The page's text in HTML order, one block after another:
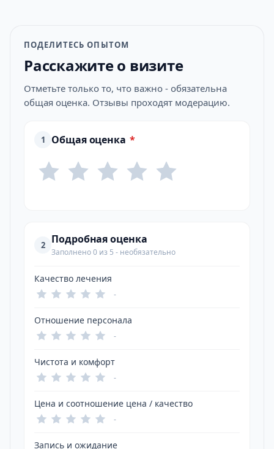
ПОДЕЛИТЕСЬ ОПЫТОМ
Расскажите о визите
Отметьте только то, что важно - обязательна
общая оценка. Отзывы проходят модерацию.
1 Общая оценка *
2 Подробная оценка
Заполнено 0 из 5 - необязательно
Качество лечения
-
Отношение персонала
-
Чистота и комфорт
-
Цена и соотношение цена / качество
-
Запись и ожидание